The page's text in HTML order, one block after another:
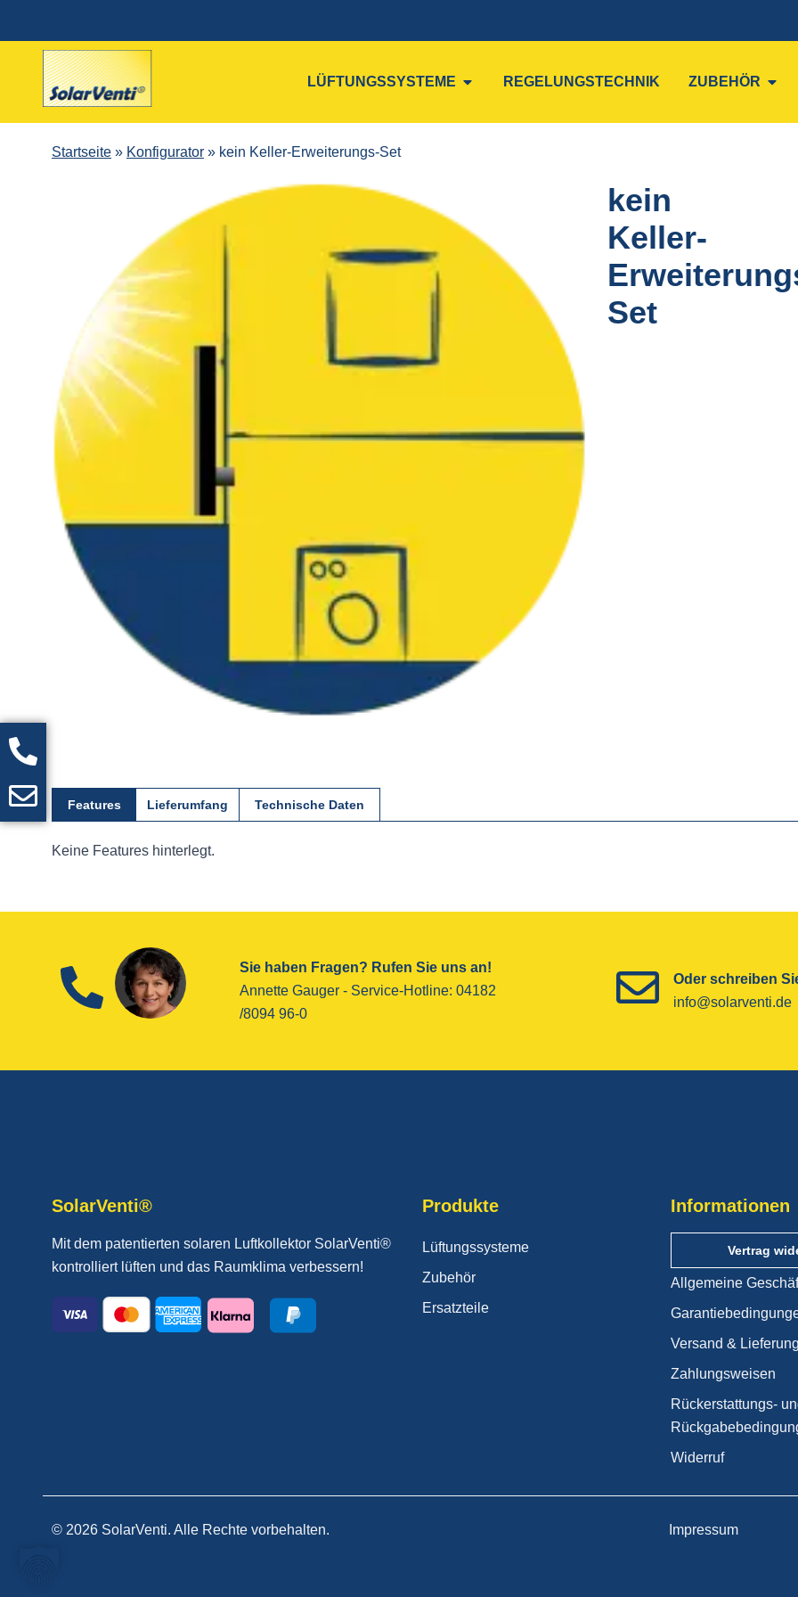
LÜFTUNGSSYSTEME REGELUNGSTECHNIK ZUBEHÖR
Startseite » Konfigurator » kein Keller-Erweiterungs-Set
kein
Keller-
Set
Features Lieferumfang Technische Daten
Keine Features hinterlegt.
Sie haben Fragen? Rufen Sie uns an!
Annette Gauger - ­Service-Hotline­: 04182
/8094 96-0
Oder schreiben
info@solarventi.de
SolarVenti®
Mit dem patentierten solaren Luftkollektor SolarVenti®
kontrolliert lüften und das Raumklima verbessern!
Produkte
Lüftungssysteme
Zubehör
Ersatzteile
Informationen
Vertrag
Allgemeine
Versand & Lieferung
Zahlungsweisen
Rückerstattungs-
Widerruf
© 2026 SolarVenti. Alle Rechte vorbehalten. Impressum